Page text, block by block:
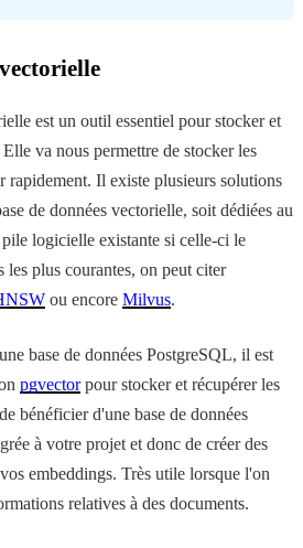
est un outil essentiel pour stocker et
va nous permettre de stocker les
rapidement. Il existe plusieurs solutions
de données vectorielle, soit dédiées au
logicielle existante si celle-ci le
les plus courantes, on peut citer
ou encore Milvus.
base de données PostgreSQL, il est
pgvectorpour stocker et récupérer les
bénéficier d'une base de données
à votre projet et donc de créer des
embeddings. Très utile lorsque l'on
relatives à des documents.